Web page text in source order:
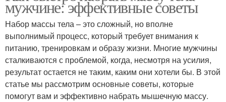
мужчине: эффективные советы
Набор массы тела – это сложный, но вполне
выполнимый процесс, который требует внимания к
питанию, тренировкам и образу жизни. Многие мужчины
сталкиваются с проблемой, когда, несмотря на усилия,
результат остается не таким, каким они хотели бы. В этой
статье мы рассмотрим основные советы, которые
помогут вам и эффективно набрать мышечную массу.